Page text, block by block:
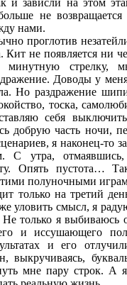
не
нами.
проглотив
не появляется ни
стрелку,
Доводы у
Но раздражение
тоска,
себя
добрую часть ночи,
я наконец-то
С утра,
Опять пустота…
полуночными
только на третий
уловить смысл, я
только я выбиваюсь
и иссушающего
и его
выкручиваясь,
мне пару строк. А я